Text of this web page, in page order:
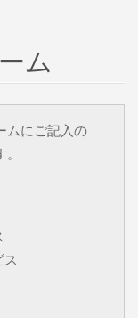
ム
ムにご記入の